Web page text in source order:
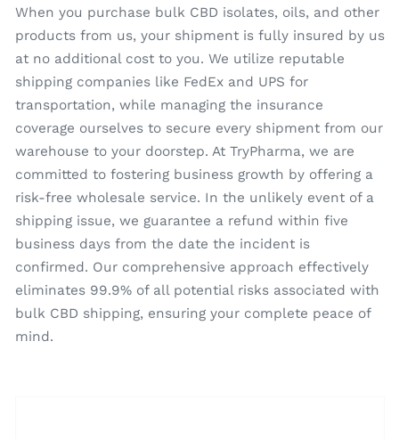
When you purchase bulk CBD isolates, oils, and other
products from us, your shipment is fully insured by us
at no additional cost to you. We utilize reputable
shipping companies like FedEx and UPS for
transportation, while managing the insurance
coverage ourselves to secure every shipment from our
warehouse to your doorstep. At TryPharma, we are
committed to fostering business growth by offering a
risk-free wholesale service. In the unlikely event of a
shipping issue, we guarantee a refund within five
business days from the date the incident is
confirmed. Our comprehensive approach effectively
eliminates 99.9% of all potential risks associated with
bulk CBD shipping, ensuring your complete peace of
mind.